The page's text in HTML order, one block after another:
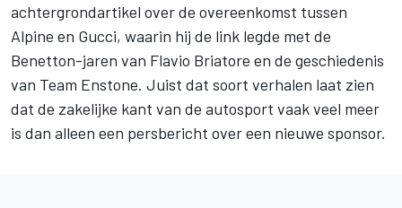
achtergrondartikel over de overeenkomst tussen
Alpine en Gucci, waarin hij de link legde met de
Benetton-jaren van Flavio Briatore en de geschiedenis
van Team Enstone. Juist dat soort verhalen laat zien
dat de zakelijke kant van de autosport vaak veel meer
is dan alleen een persbericht over een nieuwe sponsor.